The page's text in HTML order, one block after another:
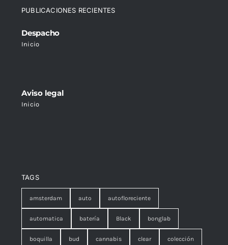
PUBLICACIONES RECIENTES
Despacho
Inicio
Aviso legal
Inicio
TAGS
amsterdam auto autofloreciente
automatica batería Black bonglab
boquilla bud cannabis clear colección